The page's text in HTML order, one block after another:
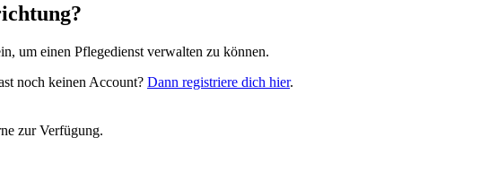
um einen Pflegedienst verwalten zu können.
noch keinen Account? Dann registriere dich hier.
zur Verfügung.